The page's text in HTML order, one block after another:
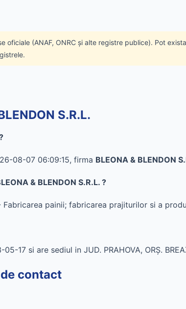
oficiale (ANAF, ONRC și alte registre publice). Pot
S.R.L.
08-07 06:09:15, firma BLEONA & BLENDON
& BLENDON S.R.L. ?
Fabricarea painii; fabricarea prajiturilor si a
17 si are sediul in JUD. PRAHOVA, ORŞ.
de contact